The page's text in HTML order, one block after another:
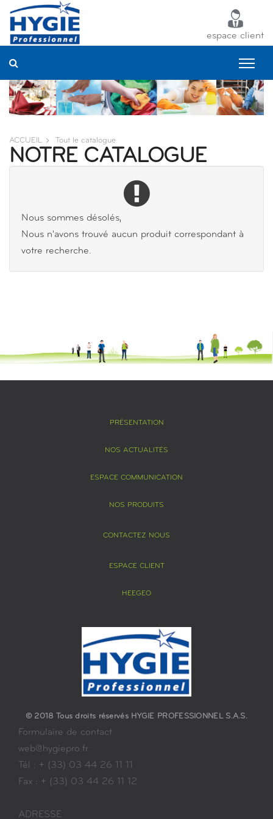
espace client
ACCUEIL Tout le catalogue
NOTRE CATALOGUE
Nous sommes désolés,
Nous n'avons trouvé aucun produit correspondant à
votre recherche.
PRÉSENTATION
NOS ACTUALITÉS
ESPACE COMMUNICATION
NOS PRODUITS
CONTACTEZ NOUS
ESPACE CLIENT
HEEGEO
© 2018 Tous droits réservés HYGIE PROFESSIONNEL S.A.S.
Formulaire de contact
web@hygiepro.fr
Tél : + (33) 03 44 26 11 11
Fax : + (33) 03 44 26 11 12
ADRESSE
Panneau de gestion des cookies